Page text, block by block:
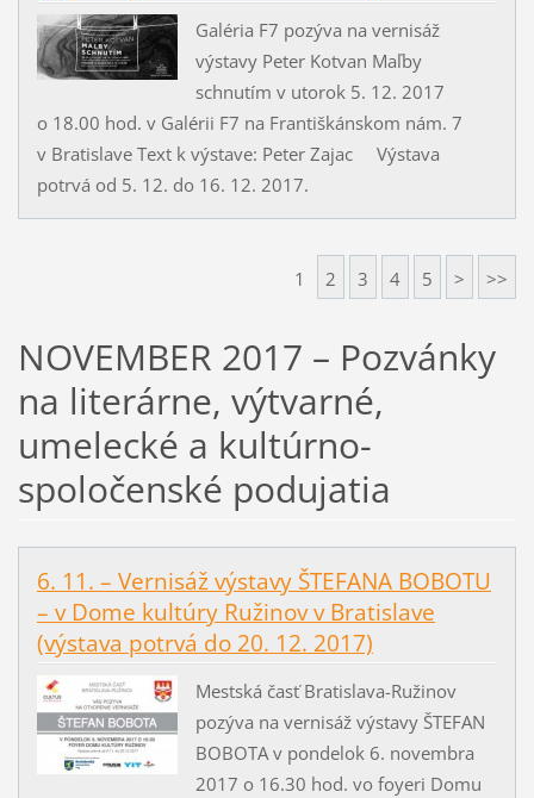
Galéria F7 pozýva na vernisáž
výstavy Peter Kotvan Maľby
schnutím v utorok 5. 12. 2017
o 18.00 hod. v Galérii F7 na Františkánskom nám. 7
v Bratislave Text k výstave: Peter Zajac Výstava
potrvá od 5. 12. do 16. 12. 2017.
1 2 3 4 5 > >>
NOVEMBER 2017 – Pozvánky
na literárne, výtvarné,
umelecké a kultúrno-
spoločenské podujatia
6. 11. – Vernisáž výstavy ŠTEFANA BOBOTU
– v Dome kultúry Ružinov v Bratislave
(výstava potrvá do 20. 12. 2017)
Mestská časť Bratislava-Ružinov
pozýva na vernisáž výstavy ŠTEFAN
BOBOTA v pondelok 6. novembra
2017 o 16.30 hod. vo foyeri Domu